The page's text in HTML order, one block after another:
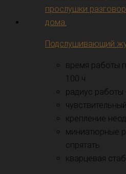
Подслушивающий
время работы
100 ч
радиус работы
крепление
миниатюрные
спрятать
кварцевая